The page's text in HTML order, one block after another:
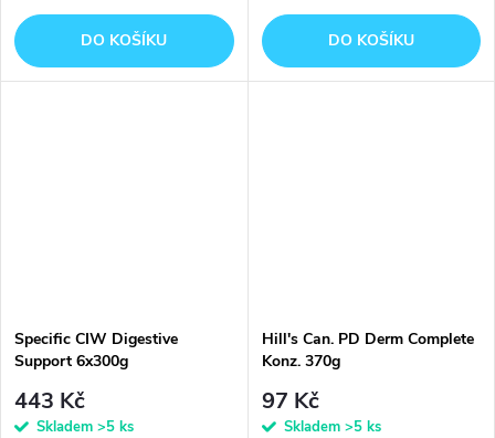
DO KOŠÍKU DO KOŠÍKU
Specific CIW Digestive
Support 6x300g
443 Kč
Skladem >5 ks
Hill's Can. PD Derm Complete
Konz. 370g
97 Kč
Skladem >5 ks